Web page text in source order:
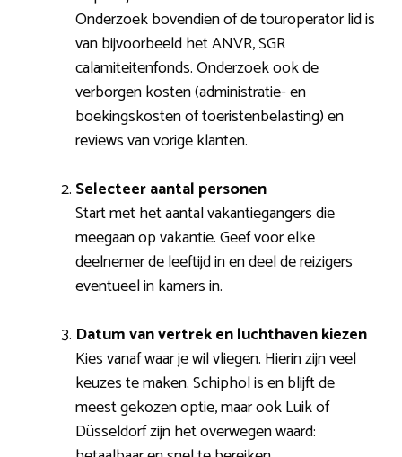
Onderzoek bovendien of de touroperator lid is
van bijvoorbeeld het ANVR, SGR
calamiteitenfonds. Onderzoek ook de
verborgen kosten (administratie- en
boekingskosten of toeristenbelasting) en
reviews van vorige klanten.
Selecteer aantal personen
Start met het aantal vakantiegangers die
meegaan op vakantie. Geef voor elke
deelnemer de leeftijd in en deel de reizigers
eventueel in kamers in.
Datum van vertrek en luchthaven kiezen
Kies vanaf waar je wil vliegen. Hierin zijn veel
keuzes te maken. Schiphol is en blijft de
meest gekozen optie, maar ook Luik of
Düsseldorf zijn het overwegen waard: